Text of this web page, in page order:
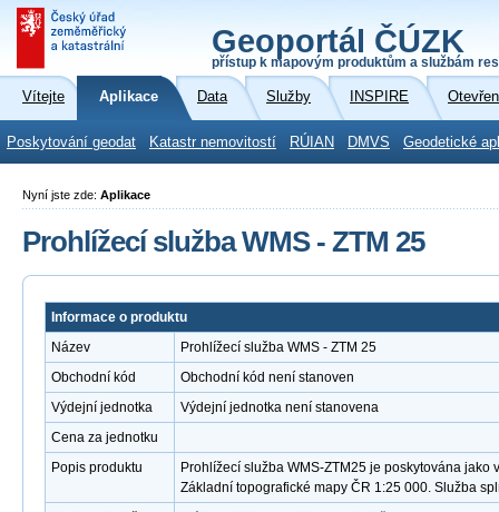
Geoportál ČÚZK
přístup k mapovým produktům a službám
Vítejte Aplikace Data Služby INSPIRE
Poskytování geodat Katastr nemovitostí RÚIAN DMVS Geodetické
Nyní jste zde: Aplikace
Prohlížecí služba WMS - ZTM 25
Informace o produktu
Název
Prohlížecí služba WMS - ZTM 25
Obchodní kód
Obchodní kód není stanoven
Výdejní jednotka
Výdejní jednotka není stanovena
Cena za jednotku
Popis produktu
Prohlížecí služba WMS-ZTM25 je poskytována
Základní topografické mapy ČR 1:25 000. Služba